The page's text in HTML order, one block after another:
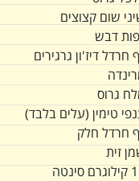
שום קצוצים
דבש
חרדל דיז'ון גרגירים
גרוס
טימין (עלים בלבד)
חרדל חלק
זית
קילוגרם סינטה